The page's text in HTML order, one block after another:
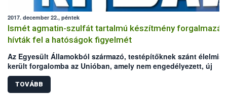
2017. december 22., péntek
Ismét agmatin-szulfát tartalmú készítmény
hívták fel a hatóságok figyelmét
Az Egyesült Államokból származó, testépítőknek szánt
került forgalomba az Unióban, amely nem engedélyezett, új
élelmiszer-összetevőt (agmatin-szulfát) tartalmaz. A Nemzeti
Élelmiszerlánc-biztonsági Hivatal (Nébih) – az észt és a szlovák
hatóság bejelentése alapján – a RASFF-on keresztül értesült az
TOVÁBB